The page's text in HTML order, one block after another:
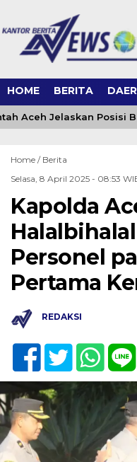
HOME BERITA
Aceh Jelaskan Posisi
Home / Berita
Selasa, 8 April 2025 - 08:53
Kapolda
Personel
Pertama
REDAKSI